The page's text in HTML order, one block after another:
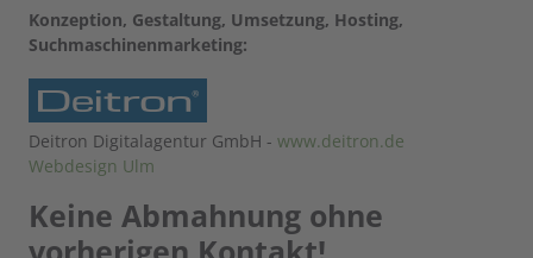
Konzeption, Gestaltung, Umsetzung, Hosting,
Suchmaschinenmarketing:
Deitron Digitalagentur GmbH - www.deitron.de
Webdesign Ulm
Keine Abmahnung ohne